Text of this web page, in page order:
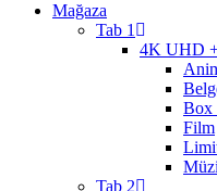
Mağaza
Tab 1
4K UHD
Box
Film
Tab 2